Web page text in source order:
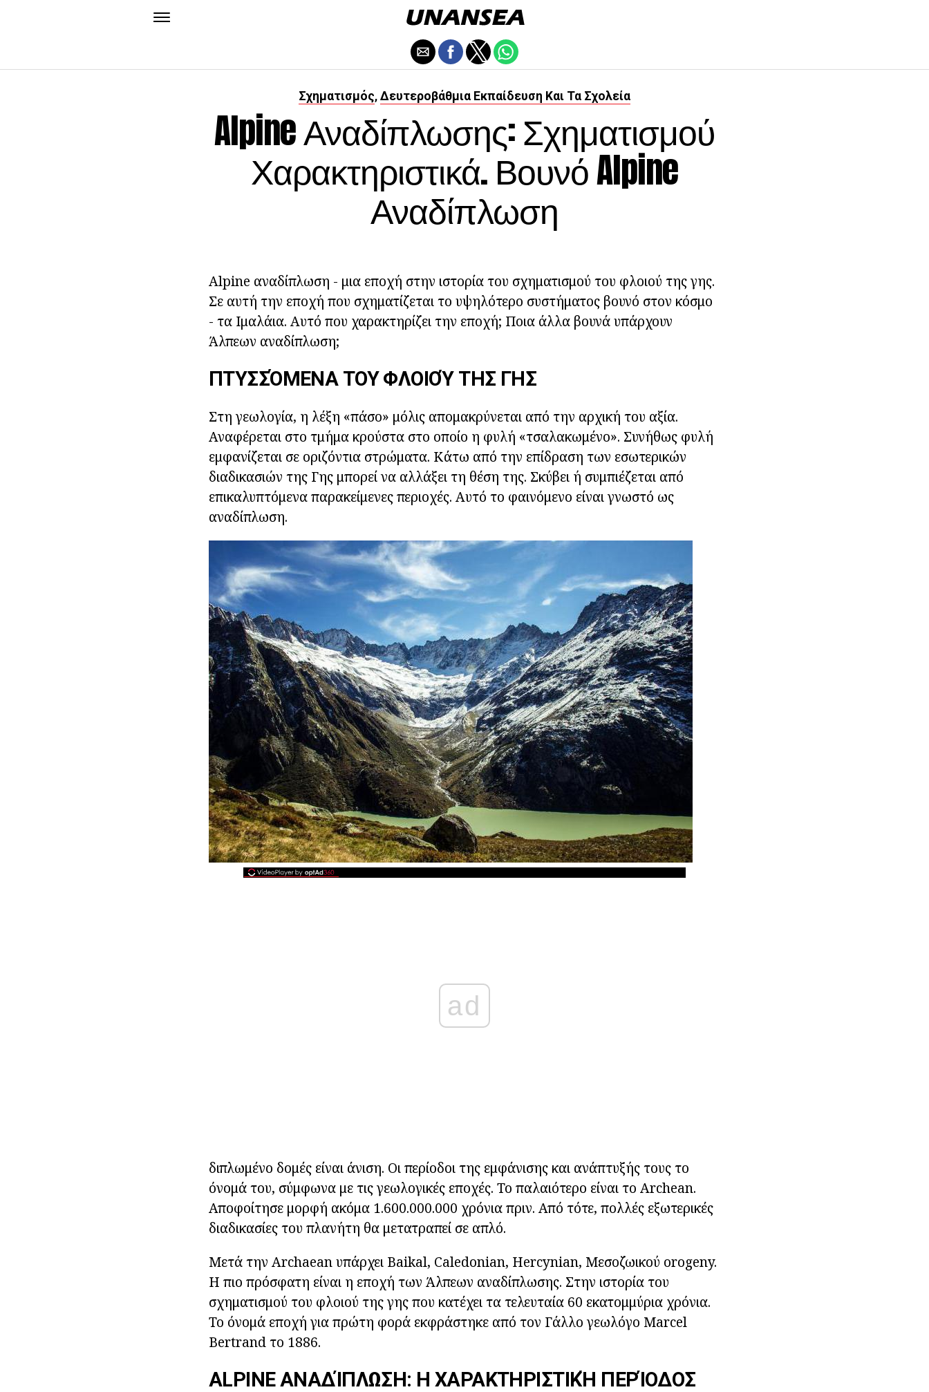
Σχηματισμός, Δευτεροβάθμια Εκπαίδευση Και Τα Σχολεία
Alpine Αναδίπλωσης: Σχηματισμού
Χαρακτηριστικά. Βουνό Alpine
Αναδίπλωση
Alpine αναδίπλωση - μια εποχή στην ιστορία του σχηματισμού του φλοιού της γης.
Σε αυτή την εποχή που σχηματίζεται το υψηλότερο συστήματος βουνό στον κόσμο
- τα Ιμαλάια. Αυτό που χαρακτηρίζει την εποχή; Ποια άλλα βουνά υπάρχουν
Άλπεων αναδίπλωση;
ΠΤΥΣΣΌΜΕΝΑ ΤΟΥ ΦΛΟΙΟΎ ΤΗΣ ΓΗΣ
Στη γεωλογία, η λέξη «πάσο» μόλις απομακρύνεται από την αρχική του αξία.
Αναφέρεται στο τμήμα κρούστα στο οποίο η φυλή «τσαλακωμένο». Συνήθως φυλή
εμφανίζεται σε οριζόντια στρώματα. Κάτω από την επίδραση των εσωτερικών
διαδικασιών της Γης μπορεί να αλλάξει τη θέση της. Σκύβει ή συμπιέζεται από
επικαλυπτόμενα παρακείμενες περιοχές. Αυτό το φαινόμενο είναι γνωστό ως
αναδίπλωση.
ad
διπλωμένο δομές είναι άνιση. Οι περίοδοι της εμφάνισης και ανάπτυξής τους το
όνομά του, σύμφωνα με τις γεωλογικές εποχές. Το παλαιότερο είναι το Archean.
Αποφοίτησε μορφή ακόμα 1.600.000.000 χρόνια πριν. Από τότε, πολλές εξωτερικές
διαδικασίες του πλανήτη θα μετατραπεί σε απλό.
Μετά την Archaean υπάρχει Baikal, Caledonian, Hercynian, Μεσοζωικού orogeny.
Η πιο πρόσφατη είναι η εποχή των Άλπεων αναδίπλωσης. Στην ιστορία του
σχηματισμού του φλοιού της γης που κατέχει τα τελευταία 60 εκατομμύρια χρόνια.
Το όνομά εποχή για πρώτη φορά εκφράστηκε από τον Γάλλο γεωλόγο Marcel
Bertrand το 1886.
ALPINE ΑΝΑΔΊΠΛΩΣΗ: Η ΧΑΡΑΚΤΗΡΙΣΤΙΚΉ ΠΕΡΊΟΔΟΣ